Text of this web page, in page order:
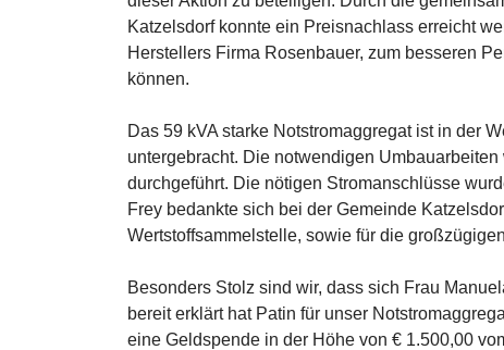
Katzelsdorf konnte ein Preisnachlass erreicht
Herstellers Firma Rosenbauer, zum besseren
können.
Das 59 kVA starke Notstromaggregat ist in der
untergebracht. Die notwendigen
durchgeführt. Die nötigen Stromanschlüsse
Frey bedankte sich bei der Gemeinde
Wertstoffsammelstelle, sowie für die
Besonders Stolz sind wir, dass sich Frau
bereit erklärt hat Patin für unser
eine Geldspende in der Höhe von € 1.500,00